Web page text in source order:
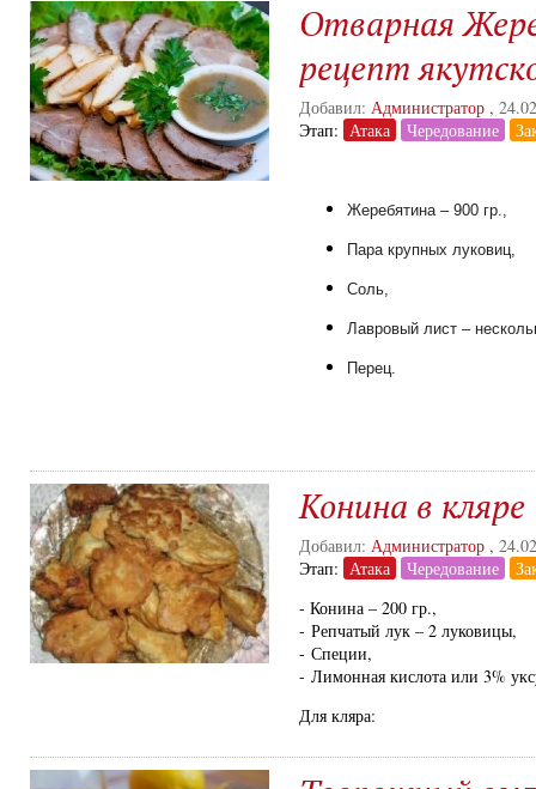
Отварная
рецепт
Добавил: Администратор ,
Этап: Атака Чередование
Жеребятина – 900 гр.,
Пара крупных луковиц,
Соль,
Лавровый лист –
Перец.
Конина в кляре
Добавил: Администратор ,
Этап: Атака Чередование
- Конина – 200 гр.,
- Репчатый лук – 2 луковицы,
- Специи,
- Лимонная кислота или 3%
Для кляра: